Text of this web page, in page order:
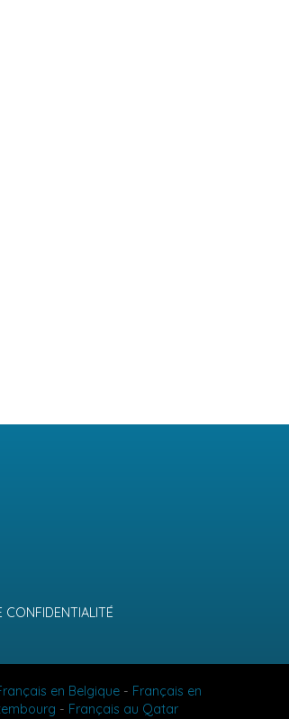
CONFIDENTIALITÉ
en Belgique - Français en
- Français au Qatar